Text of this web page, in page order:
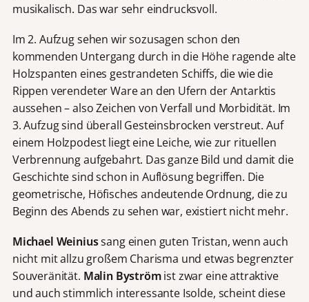
musikalisch. Das war sehr eindrucksvoll.
Im 2. Aufzug sehen wir sozusagen schon den
kommenden Untergang durch in die Höhe ragende alte
Holzspanten eines gestrandeten Schiffs, die wie die
Rippen verendeter Ware an den Ufern der Antarktis
aussehen – also Zeichen von Verfall und Morbidität. Im
3. Aufzug sind überall Gesteinsbrocken verstreut. Auf
einem Holzpodest liegt eine Leiche, wie zur rituellen
Verbrennung aufgebahrt. Das ganze Bild und damit die
Geschichte sind schon in Auflösung begriffen. Die
geometrische, Höfisches andeutende Ordnung, die zu
Beginn des Abends zu sehen war, existiert nicht mehr.
Michael Weiniussang einen guten Tristan, wenn auch
nicht mit allzu großem Charisma und etwas begrenzter
Souveränität. Malin Byströmist zwar eine attraktive
und auch stimmlich interessante Isolde, scheint diese